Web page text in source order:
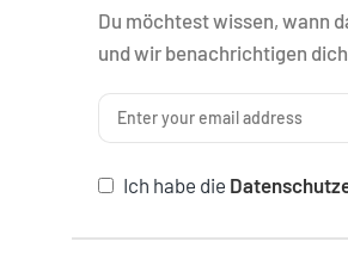
Du möchtest wissen, wann
und wir benachrichtigen dich.
Ich habe die